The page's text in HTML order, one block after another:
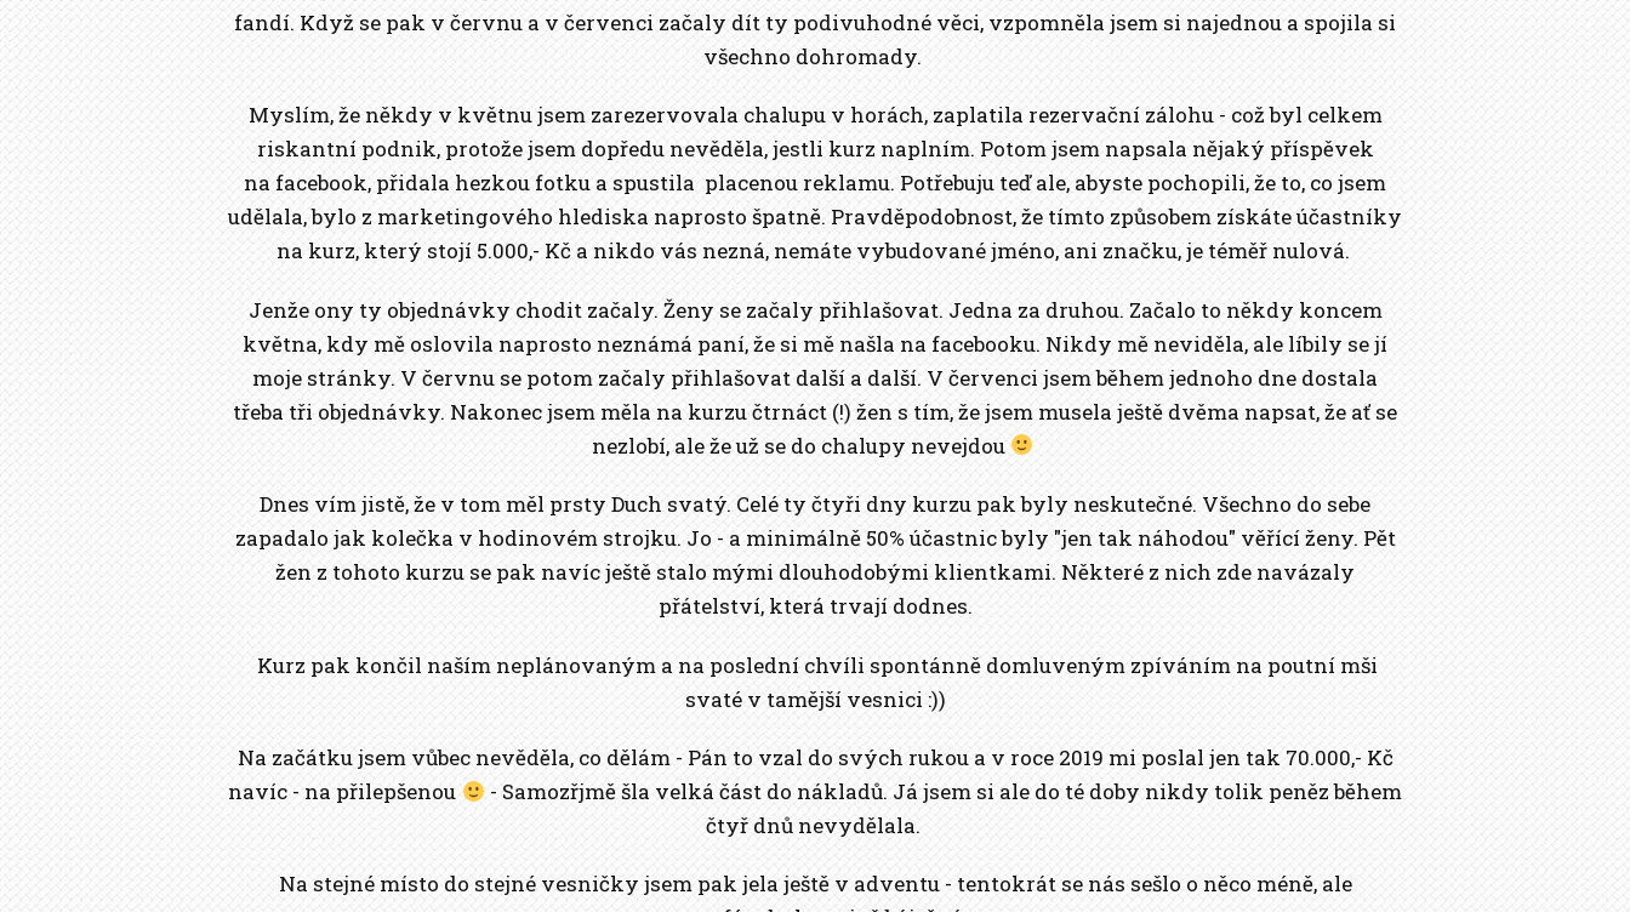
fandí. Když se pak v červnu a v červenci začaly dít ty podivuhodné věci, vzpomněla jsem si najednou a spojila si
všechno dohromady.
Myslím, že někdy v květnu jsem zarezervovala chalupu v horách, zaplatila rezervační zálohu - což byl celkem
riskantní podnik, protože jsem dopředu nevěděla, jestli kurz naplním. Potom jsem napsala nějaký příspěvek
na facebook, přidala hezkou fotku a spustila placenou reklamu. Potřebuju teď ale, abyste pochopili, že to, co jsem
udělala, bylo z marketingového hlediska naprosto špatně. Pravděpodobnost, že tímto způsobem získáte účastníky
na kurz, který stojí 5.000,- Kč a nikdo vás nezná, nemáte vybudované jméno, ani značku, je téměř nulová.
Jenže ony ty objednávky chodit začaly. Ženy se začaly přihlašovat. Jedna za druhou. Začalo to někdy koncem
května, kdy mě oslovila naprosto neznámá paní, že si mě našla na facebooku. Nikdy mě neviděla, ale líbily se jí
moje stránky. V červnu se potom začaly přihlašovat další a další. V červenci jsem během jednoho dne dostala
třeba tři objednávky. Nakonec jsem měla na kurzu čtrnáct (!) žen s tím, že jsem musela ještě dvěma napsat, že ať se
nezlobí, ale že už se do chalupy nevejdou
Dnes vím jistě, že v tom měl prsty Duch svatý. Celé ty čtyři dny kurzu pak byly neskutečné. Všechno do sebe
zapadalo jak kolečka v hodinovém strojku. Jo - a minimálně 50% účastnic byly "jen tak náhodou" věřící ženy. Pět
žen z tohoto kurzu se pak navíc ještě stalo mými dlouhodobými klientkami. Některé z nich zde navázaly
přátelství, která trvají dodnes.
Kurz pak končil naším neplánovaným a na poslední chvíli spontánně domluveným zpíváním na poutní mši
svaté v tamější vesnici :))
Na začátku jsem vůbec nevěděla, co dělám - Pán to vzal do svých rukou a v roce 2019 mi poslal jen tak 70.000,- Kč
navíc - na přilepšenou
- Samozřjmě šla velká část do nákladů. Já jsem si ale do té doby nikdy tolik peněz během
čtyř dnů nevydělala.
Na stejné místo do stejné vesničky jsem pak jela ještě v adventu - tentokrát se nás sešlo o něco méně, ale